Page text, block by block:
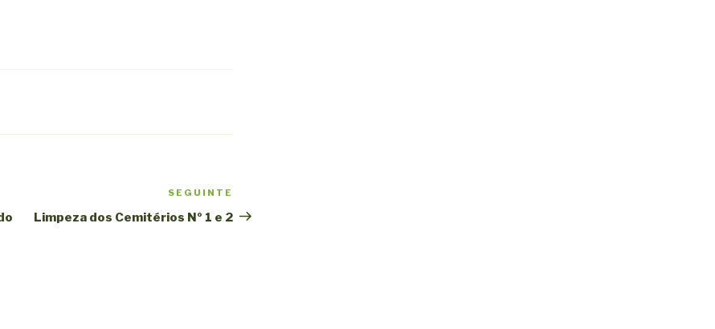
seguinte
SEGUINTE
Limpeza dos Cemitérios Nº 1 e 2